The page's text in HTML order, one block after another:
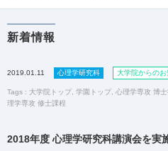
新着情報
2019.01.11 心理学研究科 大学院からのお
Tags : 大学院トップ 学園トップ 心理学専攻 博
理学専攻 修士課程
2018年度 心理学研究科講演会を実